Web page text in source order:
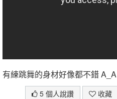
有練跳舞的身材好像都不錯 A_A
5 個人說讚 收藏